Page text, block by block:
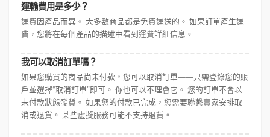
運輸費用是多少？
運費因產品而異。 大多數商品都是免費運送的。 如果訂單產生運
費，您將在每個產品的描述中看到運費詳細信息。
我可以取消訂單嗎？
如果您購買的商品尚未付款，您可以取消訂單——只需登錄您的賬
戶並選擇“取消訂單”即可。 你也可以不理會它。 您的訂單不會以
未付款狀態發貨。 如果您的付款已完成，您需要聯繫賣家安排取
消或退貨。 某些虛擬服務可能不支持退貨。